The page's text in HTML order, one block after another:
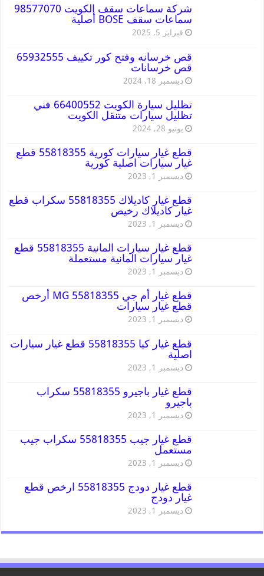
شركة سماعات سقف الكويت 98577070
سماعات سقف BOSE أصلية
فبراير 5, 2025
قص خرسانه وفتح كور تكييف 65932555
قص خرسانات
ديسمبر 18, 2024
تظليل سيارة الكويت 66400552 فني
تظليل سيارات متنقل الكويت
يونيو 28, 2024
قطع غيار سيارات كورية 55818355 قطع
غيار سيارات اصلية كورية
ديسمبر 1, 2023
قطع غيار كاديلاك 55818355 سكراب قطع
غيار كاديلاك رخيص
ديسمبر 1, 2023
قطع غيار سيارات المانية 55818355 قطع
غيار سيارات المانية مستعملة
ديسمبر 1, 2023
قطع غيار أم جي MG 55818355 أرخص
قطع غيار سيارات
ديسمبر 1, 2023
قطع غيار كيا 55818355 قطع غيار سيارات
اصلية
ديسمبر 1, 2023
قطع غيار باجيرو 55818355 سكراب
باجيرو
ديسمبر 1, 2023
قطع غيار جيب 55818355 سكراب جيب
مستعمل
ديسمبر 1, 2023
قطع غيار دودج 55818355 ارخص قطع
غيار دودج
ديسمبر 1, 2023